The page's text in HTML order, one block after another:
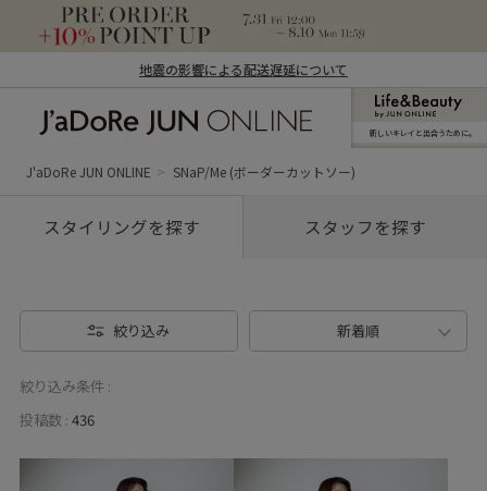
地震の影響による配送遅延について
ン オンライン）
新しいキレイと出合うために。
J'aDoRe JUN ONLINE SNaP/Me (ボーダーカットソー)
スタイリングを探す スタッフを探す
絞り込み 新着順
絞り込み条件 :
投稿数 : 436